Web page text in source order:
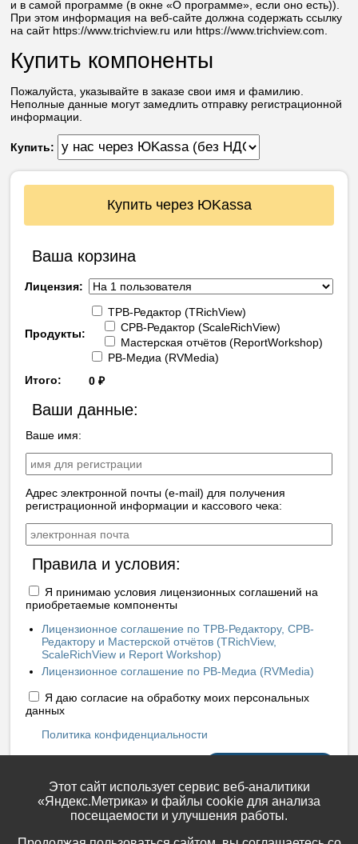
и в самой программе (в окне «О программе», если оно есть)).
При этом информация на веб-сайте должна содержать ссылку
на сайт https://www.trichview.ru или https://www.trichview.com.
Купить компоненты
Пожалуйста, указывайте в заказе свои имя и фамилию.
Неполные данные могут замедлить отправку регистрационной
информации.
Купить:
Купить через ЮKassa
Ваша корзина
Лицензия:
Продукты:
ТРВ-Редактор (TRichView)
СРВ-Редактор (ScaleRichView)
Мастерская отчётов (ReportWorkshop)
РВ-Медиа (RVMedia)
Итого:
0 ₽
Ваши данные:
Ваше имя:
Адрес электронной почты (e-mail) для получения
регистрационной информации и кассового чека:
Правила и условия:
Я принимаю условия лицензионных соглашений на
приобретаемые компоненты
Лицензионное соглашение по ТРВ-Редактору, СРВ-
Редактору и Мастерской отчётов (TRichView,
ScaleRichView и Report Workshop)
Лицензионное соглашение по РВ-Медиа (RVMedia)
Я даю согласие на обработку моих персональных
данных
Политика конфиденциальности
Этот сайт использует сервис веб-аналитики
«Яндекс.Метрика» и файлы cookie для анализа
посещаемости и улучшения работы.